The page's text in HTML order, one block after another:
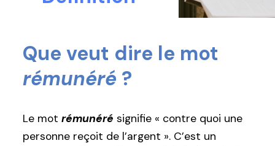
Que veut dire le mot
rémunéré ?
Le mot rémunéré signifie « contre quoi une
personne reçoit de l’argent ». C’est un